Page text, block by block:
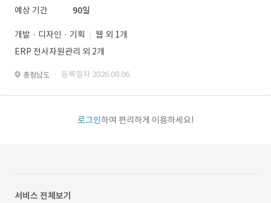
예상 기간
90일
개발 · 디자인 · 기획
웹 외 1개
ERP 전사자원관리 외 2개
충청남도 · 등록일자 2026.08.06.
로그인하여 편리하게 이용하세요!
서비스 전체보기